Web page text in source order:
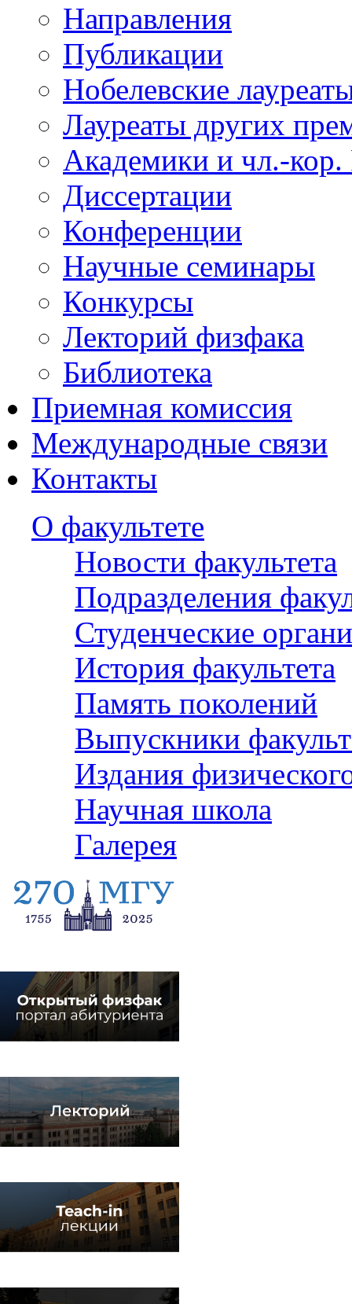
Направления
Публикации
Нобелевские
Лауреаты других
Академики и чл.-
Диссертации
Конференции
Научные семинары
Конкурсы
Лекторий физфака
Библиотека
Приемная комиссия
Международные связи
Контакты
О факультете
Новости факультета
Подразделения
Студенческие
История факультета
Память поколений
Выпускники
Издания
Научная школа
Галерея